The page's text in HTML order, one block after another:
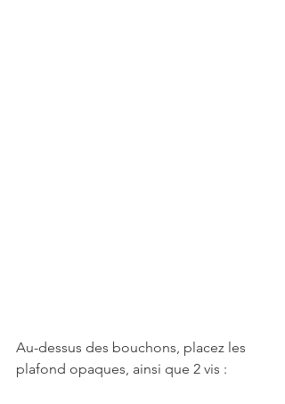
Au-dessus des bouchons, placez les
plafond opaques, ainsi que 2 vis :